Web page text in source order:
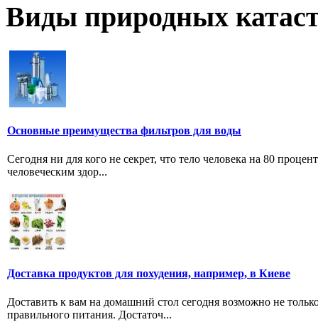
Виды природных
Основные преимущества фильтров для воды
Сегодня ни для кого не секрет, что тело человека на 80
человеческим здор...
Доставка продуктов для похудения, например, в Киеве
Доставить к вам на домашний стол сегодня возможно не
правильного питания. Достаточ...